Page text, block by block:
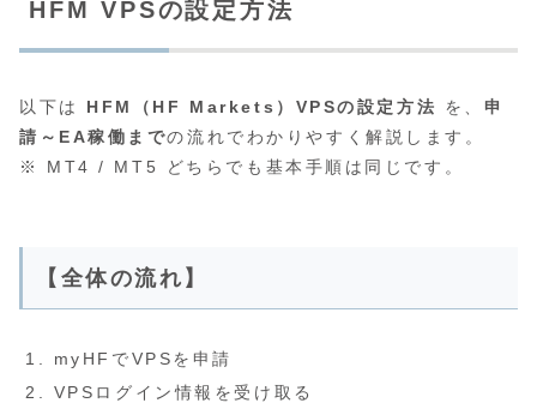
HFM VPSの設定方法
以下は HFM（HF Markets）VPSの設定方法 を、 申
請～EA稼働までの流れでわかりやすく解説します。
※ MT4 / MT5 どちらでも基本手順は同じです。
【全体の流れ】
myHFでVPSを申請
VPSログイン情報を受け取る